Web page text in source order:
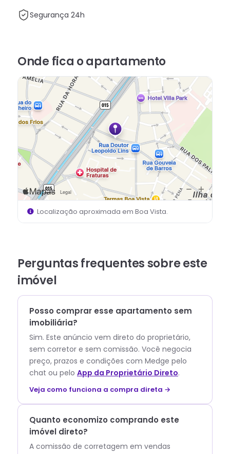
Segurança 24h
Onde fica o apartamento
Localização aproximada em Boa Vista.
Perguntas frequentes sobre este
imóvel
Posso comprar esse apartamento sem
imobiliária?
Sim. Este anúncio vem direto do proprietário,
sem corretor e sem comissão. Você negocia
preço, prazos e condições com Medge pelo
chat ou pelo App da Proprietário Direto.
Veja como funciona a compra direta →
Quanto economizo comprando este
imóvel direto?
A comissão de corretagem em vendas